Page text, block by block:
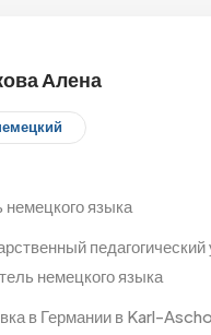
Алена
языка
педагогический
немецкого языка
в Германии в Karl-